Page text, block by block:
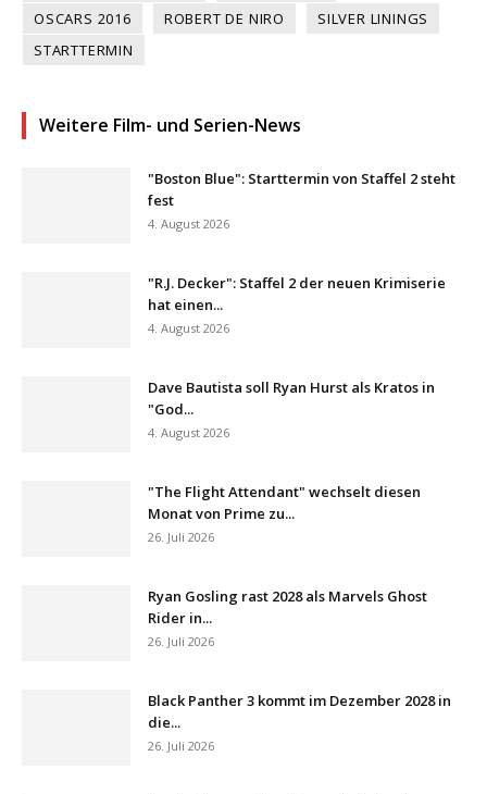
OSCARS 2016
ROBERT DE NIRO
SILVER LININGS
STARTTERMIN
Weitere Film- und Serien-News
"Boston Blue": Starttermin von Staffel 2 steht
fest
4. August 2026
"R.J. Decker": Staffel 2 der neuen Krimiserie
hat einen...
4. August 2026
Dave Bautista soll Ryan Hurst als Kratos in
"God...
4. August 2026
"The Flight Attendant" wechselt diesen
Monat von Prime zu...
26. Juli 2026
Ryan Gosling rast 2028 als Marvels Ghost
Rider in...
26. Juli 2026
Black Panther 3 kommt im Dezember 2028 in
die...
26. Juli 2026